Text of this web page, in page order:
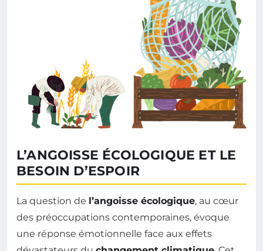
L’ANGOISSE ÉCOLOGIQUE ET LE
BESOIN D’ESPOIR
La question de l’angoisse écologique, au cœur
des préoccupations contemporaines, évoque
une réponse émotionnelle face aux effets